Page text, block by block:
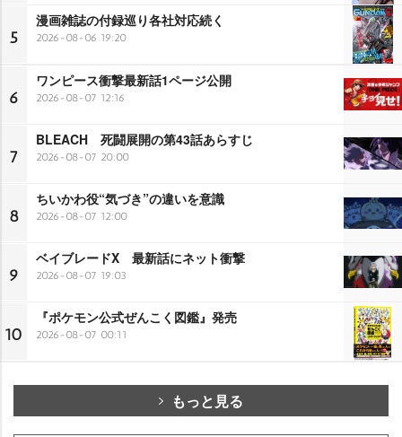
5
漫画雑誌の付録巡り各社対応続く
2026-08-06 19:20
6
ワンピース衝撃最新話1ページ公開
2026-08-07 12:16
7
BLEACH 死闘展開の第43話あらすじ
2026-08-07 20:00
8
ちいかわ役“気づき”の違いを意識
2026-08-07 12:00
9
ベイブレードX 最新話にネット衝撃
2026-08-07 19:03
10
『ポケモン公式ぜんこく図鑑』発売
2026-08-07 00:11
もっと見る